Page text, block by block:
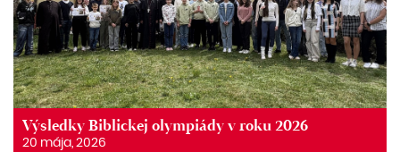
Výsledky Biblickej olympiády v roku 2026
20 mája, 2026